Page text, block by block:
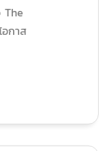
The
กาส